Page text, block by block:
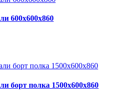
600х600х860
борт полка 1500х600х860